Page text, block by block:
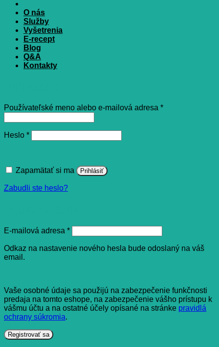
O nás
Služby
Vyšetrenia
E-recept
Blog
Q&A
Kontakty
Používateľské meno alebo e-mailová adresa *Povinné
Heslo *Povinné
Zapamätať si ma Prihlásiť
Zabudli ste heslo?
E-mailová adresa *Povinné
Odkaz na nastavenie nového hesla bude odoslaný na váš
email.
Vaše osobné údaje sa použijú na zabezpečenie funkčnosti
predaja na tomto eshope, na zabezpečenie vášho prístupu k
vášmu účtu a na ostatné účely opísané na stránke pravidlá
ochrany súkromia.
Registrovať sa